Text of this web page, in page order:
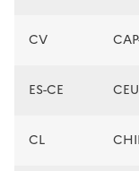
CV
ES-CE
CL